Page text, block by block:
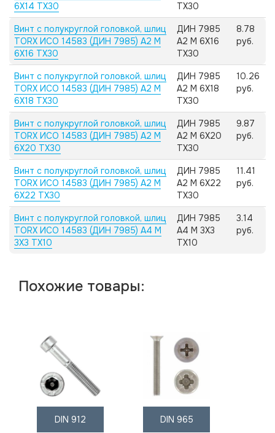
6X14 TX30
TX30
Винт с полукруглой головкой, шлиц
TORX ИСО 14583 (ДИН 7985) А2 M
6X16 TX30
ДИН 7985
А2 M 6X16
TX30
8.78
руб.
Винт с полукруглой головкой, шлиц
TORX ИСО 14583 (ДИН 7985) А2 M
6X18 TX30
ДИН 7985
А2 M 6X18
TX30
10.26
руб.
Винт с полукруглой головкой, шлиц
TORX ИСО 14583 (ДИН 7985) А2 M
6X20 TX30
ДИН 7985
А2 M 6X20
TX30
9.87
руб.
Винт с полукруглой головкой, шлиц
TORX ИСО 14583 (ДИН 7985) А2 M
6X22 TX30
ДИН 7985
А2 M 6X22
TX30
11.41
руб.
Винт с полукруглой головкой, шлиц
TORX ИСО 14583 (ДИН 7985) А4 M
3X3 TX10
ДИН 7985
А4 M 3X3
TX10
3.14
руб.
Похожие товары:
DIN 912 DIN 965